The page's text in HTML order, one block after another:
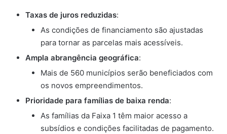
Taxas de juros reduzidas:
As condições de financiamento são ajustadas
para tornar as parcelas mais acessíveis.
Ampla abrangência geográfica:
Mais de 560 municípios serão beneficiados com
os novos empreendimentos.
Prioridade para famílias de baixa renda:
As famílias da Faixa 1 têm maior acesso a
subsídios e condições facilitadas de pagamento.